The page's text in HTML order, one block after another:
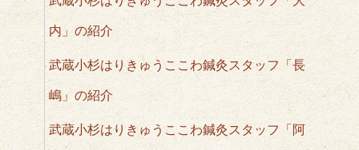
内」の紹介
武蔵小杉はりきゅうここわ鍼灸スタッフ「長
嶋」の紹介
武蔵小杉はりきゅうここわ鍼灸スタッフ「阿